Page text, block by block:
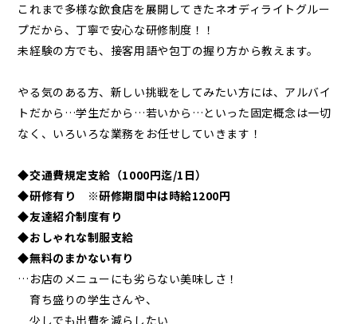
これまで多様な飲食店を展開してきたネオディライトグルー
プだから、丁寧で安心な研修制度！！
未経験の方でも、接客用語や包丁の握り方から教えます。
やる気のある方、新しい挑戦をしてみたい方には、アルバイ
トだから…学生だから…若いから…といった固定概念は一切
なく、いろいろな業務をお任せしていきます！
◆交通費規定支給（1000円迄/1日）
◆研修有り ※研修期間中は時給1200円
◆友達紹介制度有り
◆おしゃれな制服支給
◆無料のまかない有り
…お店のメニューにも劣らない美味しさ！
育ち盛りの学生さんや、
少しでも出費を減らしたい